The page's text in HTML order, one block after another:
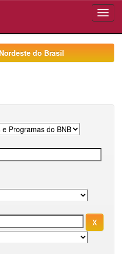
do Brasil